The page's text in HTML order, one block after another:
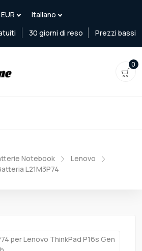
30 giorni di reso Prezzi bassi
0
Notebook
Lenovo
L21M3P74